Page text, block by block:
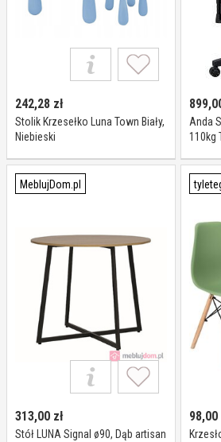
242,28 zł
Stolik Krzesełko Luna Town Biały,
Niebieski
Anda
110kg
MeblujDom.pl
313,00 zł
Stół LUNA Signal ø90, Dąb artisan
98,00